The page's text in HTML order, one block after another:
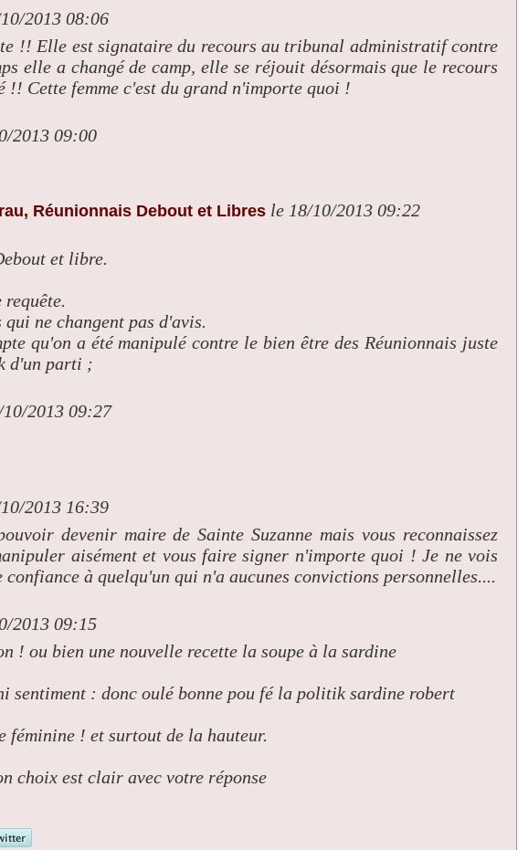
2013 08:06
!! Elle est signataire du recours au tribunal administratif contre
elle a changé de camp, elle se réjouit désormais que le recours
!! Cette femme c'est du grand n'importe quoi !
2013 09:00
Réunionnais Debout et Libres le 18/10/2013 09:22
et libre.
ne changent pas d'avis.
qu'on a été manipulé contre le bien être des Réunionnais juste
d'un parti ;
2013 09:27
2013 16:39
devenir maire de Sainte Suzanne mais vous reconnaissez
aisément et vous faire signer n'importe quoi ! Je ne vois
à quelqu'un qui n'a aucunes convictions personnelles....
2013 09:15
! ou bien une nouvelle recette la soupe à la sardine
sentiment : donc oulé bonne pou fé la politik sardine robert
féminine ! et surtout de la hauteur.
choix est clair avec votre réponse